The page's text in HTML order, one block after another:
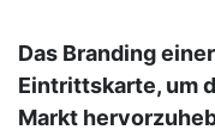
Das Branding
Eintrittskarte, um
Markt